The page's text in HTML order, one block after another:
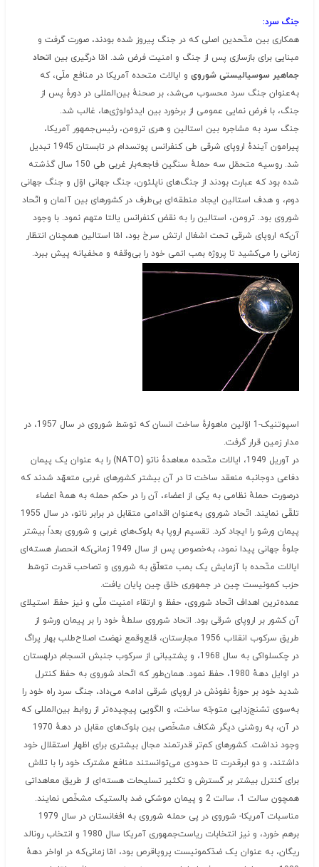
جنگ سرد:
همکاری بین متّحدین اصلی که در جنگ پیروز شده بودند، صورت گرفت و
مبنایی برای بازسازی پس از جنگ و امنیت فرض شد. امّا درگیری بین اتحاد
جماهیر سوسیالیستی شوروی و ایالات متحده آمریکا در منافع ملّی، که
به‌عنوان جنگ سرد محسوب می‌شد، بر صحنهٔ بین‌المللی در دورهٔ پس از
جنگ، با فرض نمایی عمومی از برخورد بین ایدئولوژی‌ها، غالب شد.
جنگ سرد به مشاجره بین استالین و هری ترومن، رئیس‌جمهور آمریکا،
پیرامون آیندهٔ اروپای شرقی طی کنفرانس پوتسدام در تابستان 1945 تبدیل
شد. روسیه متحمّل سه حملهٔ سنگین فاجعه‌بار غربی طی 150 سال گذشته
شده بود که عبارت بودند از جنگ‌های ناپلئون، جنگ جهانی اوّل و جنگ جهانی
دوم، و هدف استالین ایجاد منطقه‌ای بی‌طرف در کشورهای بین آلمان و اتّحاد
شوروی بود. ترومن، استالین را به نقض کنفرانس یالتا متهم نمود. با وجود
آن‌که اروپای شرقی تحت اشغال ارتش سرخ بود، امّا استالین همچنان انتظار
زمانی را می‌کشید تا پروژه بمب اتمی خود را بی‌وقفه و مخفیانه پیش ببرد.
اسپوتنیک-1 اوّلین ماهوارهٔ ساخت انسان که توسّط شوروی در سال 1957، در
مدار زمین قرار گرفت.
در آوریل 1949، ایالات متّحده معاهدهٔ ناتو (NATO) را به عنوان یک پیمان
دفاعی دوجانبه منعقد ساخت تا در آن بیشتر کشورهای غربی متعهّد شدند که
درصورت حملهٔ نظامی به یکی از اعضاء، آن را در حکم حمله به همهٔ اعضاء
تلقّی نمایند. اتّحاد شوروی به‌عنوان اقدامی متقابل در برابر ناتو، در سال 1955
پیمان ورشو را ایجاد کرد. تقسیم اروپا به بلوک‌های غربی و شوروی بعداً بیشتر
جلوهٔ جهانی پیدا نمود، به‌خصوص پس از سال 1949 زمانی‌که انحصار هسته‌ای
ایالات متّحده با آزمایش یک بمب متعلّق به شوروی و تصاحب قدرت توسّط
حزب کمونیست چین در جمهوری خلق چین پایان یافت.
عمده‌ترین اهداف اتّحاد شوروی، حفظ و ارتقاء امنیت ملّی و نیز حفظ استیلای
آن کشور بر اروپای شرقی بود. اتحاد شوروی سلطهٔ خود را بر پیمان ورشو از
طریق سرکوب انقلاب 1956 مجارستان، قلع‌وقمع نهضت اصلاح‌طلب بهار پراگ
در چکسلواکی به سال 1968، و پشتیبانی از سرکوب جنبش انسجام درلهستان
در اوایل دههٔ 1980، حفظ نمود. همان‌طور که اتّحاد شوروی به حفظ کنترل
شدید خود بر حوزهٔ نفوذش در اروپای شرقی ادامه می‌داد، جنگ سرد راه خود را
به‌سوی تشنج‌زدایی متوجّه ساخت، و الگویی پیچیده‌تر از روابط بین‌المللی که
در آن، به روشنی دیگر شکاف مشخّصی بین بلوک‌های مقابل در دههٔ 1970
وجود نداشت. کشورهای کم‌تر قدرتمند مجال بیشتری برای اظهار استقلال خود
داشتند، و دو ابرقدرت تا حدودی می‌توانستند منافع مشترک خود را با تلاش
برای کنترل بیشتر بر گسترش و تکثیر تسلیحات هسته‌ای از طریق معاهداتی
همچون سالت 1، سالت 2 و پیمان موشکی ضد بالستیک مشخّص نمایند.
مناسبات آمریکا- شوروی در پی حمله شوروی به افغانستان در سال 1979
برهم خورد، و نیز انتخابات ریاست‌جمهوری آمریکا سال 1980 و انتخاب رونالد
ریگان، به عنوان یک ضدّکمونیست پروپاقرص بود، امّا زمانی‌که در اواخر دههٔ